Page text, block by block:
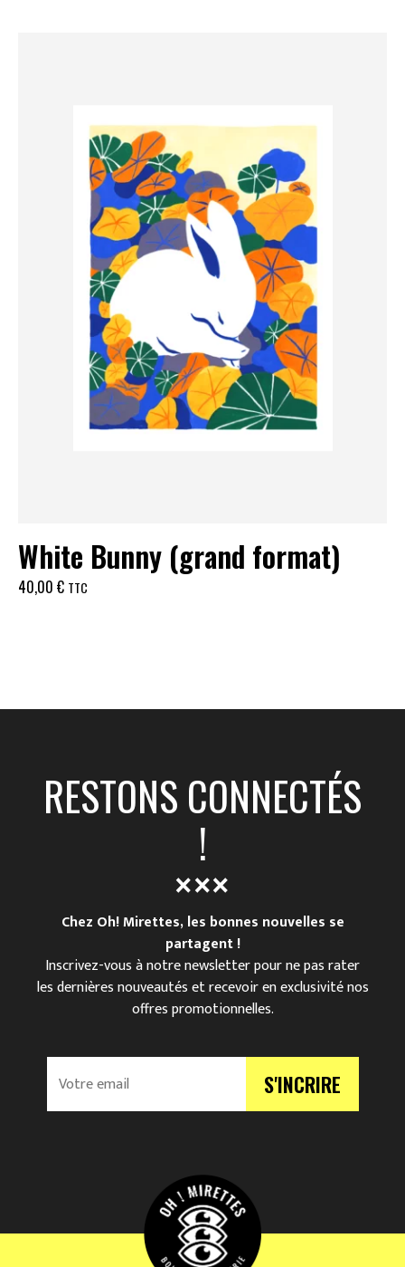
White Bunny (grand format)
40,00 € TTC
RESTONS CONNECTÉS
!
Chez Oh! Mirettes, les bonnes nouvelles se
partagent !
Inscrivez-vous à notre newsletter pour ne pas rater
les dernières nouveautés et recevoir en exclusivité nos
offres promotionnelles.
V
r
l
S'INCRIRE